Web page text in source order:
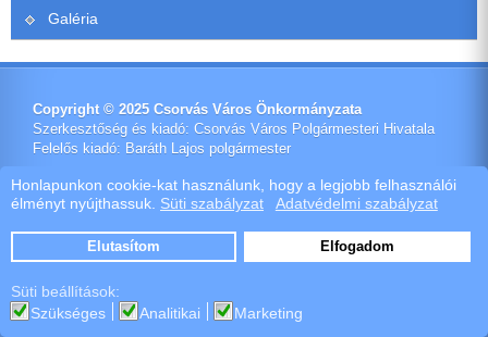
Honlapunkon cookie-kat használunk, hogy a legjobb felhasználói
élményt nyújthassuk. Süti szabályzat Adatvédelmi szabályzat
Elutasítom Elfogadom
Süti beállítások:
Szükséges
Analitikai Marketing
Galéria
Copyright © 2025 Csorvás Város Önkormányzata
Szerkesztőség és kiadó: Csorvás Város Polgármesteri Hivatala
Felelős kiadó: Baráth Lajos polgármester
Impresszum
Ötletes Megoldások Kft.
Webdeisign|Webhost
Szoftver értékesítés